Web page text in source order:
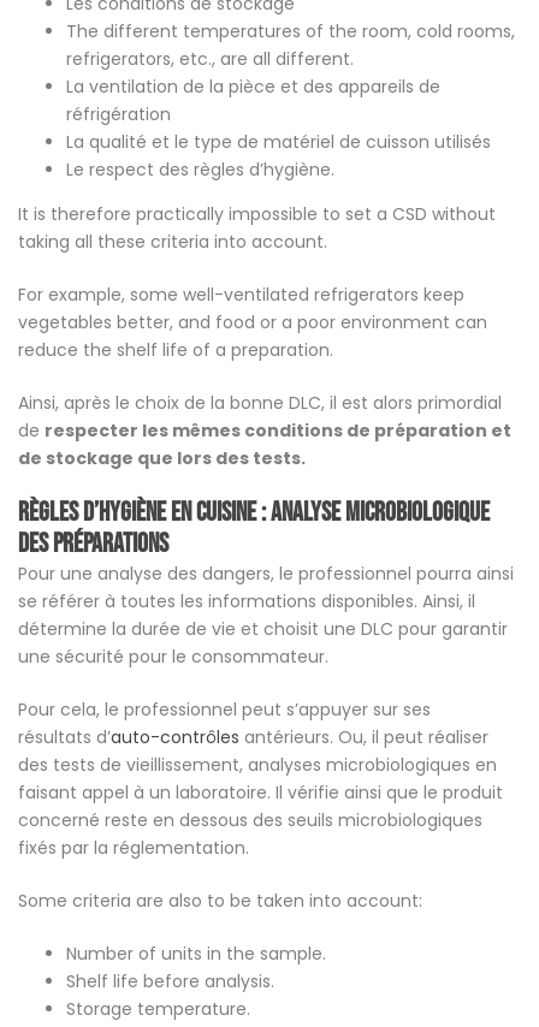
The different temperatures of the room, cold rooms,
refrigerators, etc., are all different.
La ventilation de la pièce et des appareils de
réfrigération
La qualité et le type de matériel de cuisson utilisés
Le respect des règles d’hygiène.
It is therefore practically impossible to set a CSD without
taking all these criteria into account.
For example, some well-ventilated refrigerators keep
vegetables better, and food or a poor environment can
reduce the shelf life of a preparation.
Ainsi, après le choix de la bonne DLC, il est alors primordial
de respecter les mêmes conditions de préparation et
de stockage que lors des tests.
Règles d’hygiène en cuisine : analyse microbiologique
des préparations
Pour une analyse des dangers, le professionnel pourra ainsi
se référer à toutes les informations disponibles. Ainsi, il
détermine la durée de vie et choisit une DLC pour garantir
une sécurité pour le consommateur.
Pour cela, le professionnel peut s’appuyer sur ses
résultats d’auto-contrôles antérieurs. Ou, il peut réaliser
des tests de vieillissement, analyses microbiologiques en
faisant appel à un laboratoire. Il vérifie ainsi que le produit
concerné reste en dessous des seuils microbiologiques
fixés par la réglementation.
Some criteria are also to be taken into account:
Number of units in the sample.
Shelf life before analysis.
Storage temperature.